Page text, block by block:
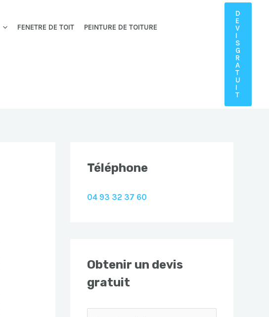
FENETRE DE TOIT PEINTURE DE TOITURE
D
E
V
I
S
G
R
A
T
U
I
T
Téléphone
04 93 32 37 60
Obtenir un devis
gratuit